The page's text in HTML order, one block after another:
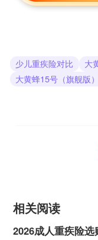
少儿重疾险对比
大
大黄蜂15号（旗舰版）
相关阅读